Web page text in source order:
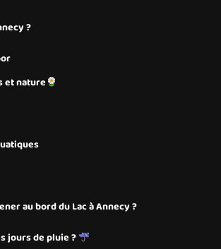
?
et nature
au bord du Lac à Annecy ?
jours de pluie ?